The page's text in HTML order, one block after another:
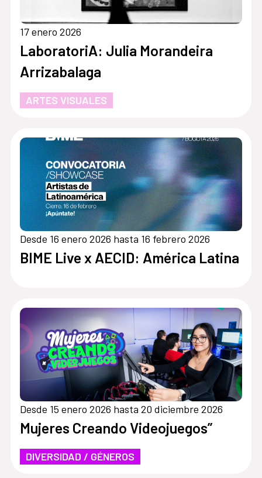
17 enero 2026
LaboratoriA: Julia Morandeira
Arrizabalaga
ARTES VISUALES
Desde 16 enero 2026 hasta 16 febrero 2026
BIME Live x AECID: América Latina
Desde 15 enero 2026 hasta 20 diciembre 2026
Mujeres Creando Videojuegos”
DIVERSIDAD / GÉNEROS